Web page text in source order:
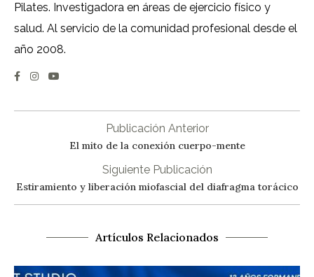
Pilates. Investigadora en áreas de ejercicio físico y
salud. Al servicio de la comunidad profesional desde el
año 2008.
Publicación Anterior
El mito de la conexión cuerpo-mente
Siguiente Publicación
Estiramiento y liberación miofascial del diafragma torácico
Artículos Relacionados